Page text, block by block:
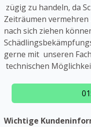
zügig zu handeln, da
Zeiträumen
nach sich ziehen
gerne mit unseren
technischen
Wichtige